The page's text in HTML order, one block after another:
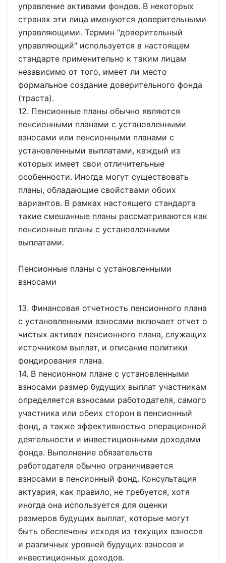
управление активами фондов. В некоторых
странах эти лица именуются доверительными
управляющими. Термин "доверительный
управляющий" используется в настоящем
стандарте применительно к таким лицам
независимо от того, имеет ли место
формальное создание доверительного фонда
(траста).
12. Пенсионные планы обычно являются
пенсионными планами с установленными
взносами или пенсионными планами с
установленными выплатами, каждый из
которых имеет свои отличительные
особенности. Иногда могут существовать
планы, обладающие свойствами обоих
вариантов. В рамках настоящего стандарта
такие смешанные планы рассматриваются как
пенсионные планы с установленными
выплатами.
Пенсионные планы с установленными
взносами
13. Финансовая отчетность пенсионного плана
с установленными взносами включает отчет о
чистых активах пенсионного плана, служащих
источником выплат, и описание политики
фондирования плана.
14. В пенсионном плане с установленными
взносами размер будущих выплат участникам
определяется взносами работодателя, самого
участника или обеих сторон в пенсионный
фонд, а также эффективностью операционной
деятельности и инвестиционными доходами
фонда. Выполнение обязательств
работодателя обычно ограничивается
взносами в пенсионный фонд. Консультация
актуария, как правило, не требуется, хотя
иногда она используется для оценки
размеров будущих выплат, которые могут
быть обеспечены исходя из текущих взносов
и различных уровней будущих взносов и
инвестиционных доходов.